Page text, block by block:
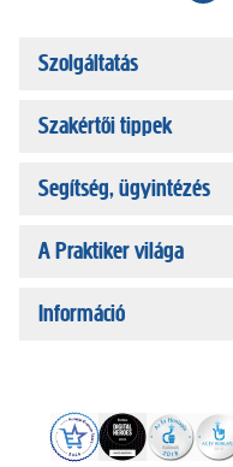
Szolgáltatás
Szakértői tippek
Segítség, ügyintézés
A Praktiker világa
Információ